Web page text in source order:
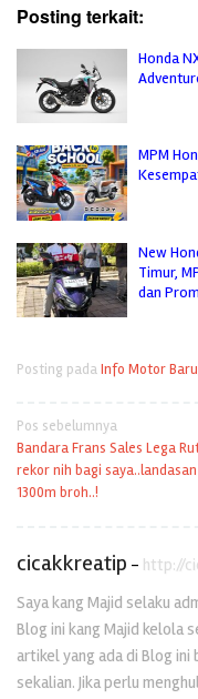
Posting terkait:
Honda
MPM
New
Timur,
dan
Posting padaInfo Motor Baru
Navigasi
pos
Pos sebelumnya
Bandara Frans Sales Lega
rekor nih bagi
1300m broh..!
cicakkreatip - http://
Saya kang Majid selaku
Blog ini kang Majid kelola
artikel yang ada di Blog
sekalian. Jika perlu